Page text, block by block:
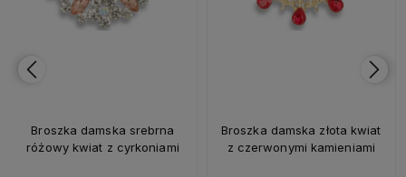
Broszka damska srebrna
różowy kwiat z cyrkoniami
Broszka damska złota kwiat
z czerwonymi kamieniami